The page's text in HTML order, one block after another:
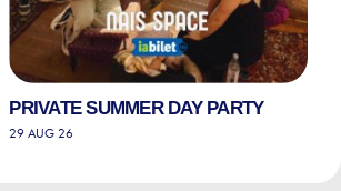
PRIVATE SUMMER DAY PARTY
29 AUG 26